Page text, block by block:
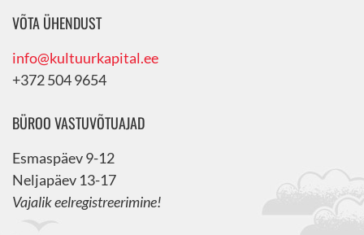
VÕTA ÜHENDUST
info@kultuurkapital.ee
+372 504 9654
BÜROO VASTUVÕTUAJAD
Esmaspäev 9-12
Neljapäev 13-17
Vajalik eelregistreerimine!